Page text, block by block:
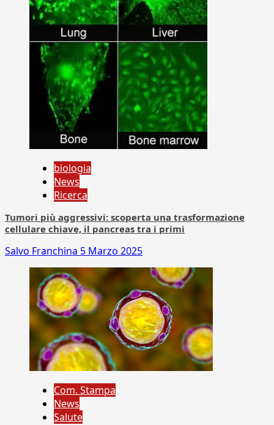
biologia
News
Ricerca
Tumori più aggressivi: scoperta una trasformazione
cellulare chiave, il pancreas tra i primi
Salvo Franchina 5 Marzo 2025
Com. Stampa
News
Salute